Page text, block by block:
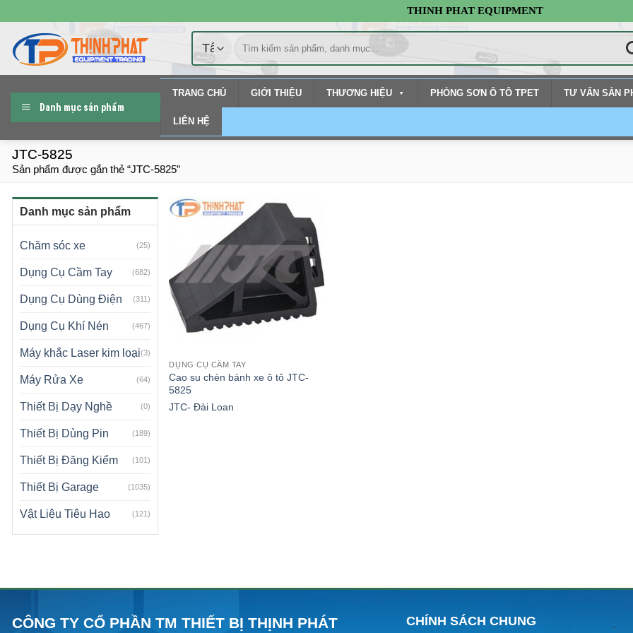
đến
nội
dung
THINH PHAT EQUIPMENT
Tìm
kiếm:
Danh mục sản phẩm
TRANG CHỦ GIỚI THIỆU THƯƠNG HIỆU PHÒNG SƠN Ô TÔ TPET TƯ VẤN SẢN
LIÊN HỆ
JTC-5825
Sản phẩm được gắn thẻ “JTC-5825”
Danh mục sản phẩm
Chăm sóc xe (25)
Dụng Cụ Cầm Tay (682)
Dụng Cụ Dùng Điện (311)
Dụng Cụ Khí Nén (467)
Máy khắc Laser kim loại(3)
Máy Rửa Xe (64)
Thiết Bị Dạy Nghề (0)
Thiết Bị Dùng Pin (189)
Thiết Bị Đăng Kiểm (101)
Thiết Bị Garage (1035)
Vật Liệu Tiêu Hao (121)
DỤNG CỤ CẦM TAY
Cao su chèn bánh xe ô tô JTC-
5825
JTC- Đài Loan
CÔNG TY CỔ PHẦN TM THIẾT BỊ THỊNH PHÁT CHÍNH SÁCH CHUNG